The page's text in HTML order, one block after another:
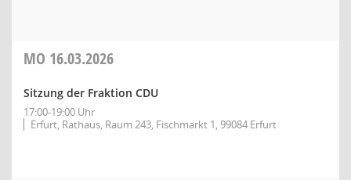
MO 16.03.2026
Sitzung der Fraktion CDU
17:00-19:00 Uhr
Erfurt, Rathaus, Raum 243, Fischmarkt 1, 99084 Erfurt